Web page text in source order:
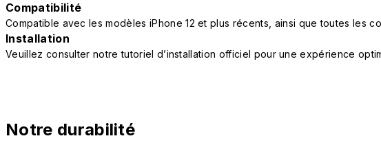
Compatibilité
Compatible avec les modèles iPhone 12 et plus récents, ainsi que toutes les
Installation
Veuillez consulter notre tutoriel d’installation officiel pour une expérience
Notre durabilité